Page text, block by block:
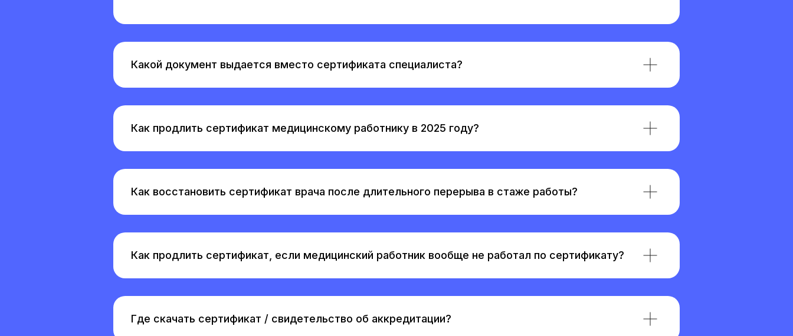
Какой документ выдается вместо сертификата специалиста?
Как продлить сертификат медицинскому работнику в 2025 году?
Как восстановить сертификат врача после длительного перерыва в стаже работы?
Как продлить сертификат, если медицинский работник вообще не работал по сертификату?
Где скачать сертификат / свидетельство об аккредитации?